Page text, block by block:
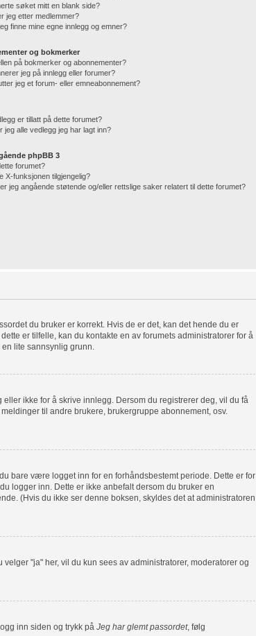
søket mitt en blank side?
jeg etter medlemmer?
finne mine egne innlegg og emner?
og bokmerker
på bokmerker og abonnementer?
jeg på innlegg eller forumer?
jeg et forum- eller emneabonnement?
er tillatt på dette forumet?
jeg alle vedlegg jeg har lagt inn?
phpBB 3
forumet?
X-funksjonen tilgjengelig?
jeg angående støtende og/eller rettslige saker relatert til dette forumet?
du bruker er korrekt. Hvis de er det, kan det hende du er
er tilfelle, kan du kontakte en av forumets administratorer for å
lite sannsynlig grunn.
ikke for å skrive innlegg. Dersom du registrerer deg, vil du få
til andre brukere, brukergruppe abonnement, osv.
bare være logget inn for en forhåndsbestemt periode. Dette er for
logger inn. Dette er ikke anbefalt dersom du bruker en
(Hvis du ikke ser denne boksen, skyldes det at administratoren
velger "ja" her, vil du kun sees av administratorer, moderatorer og
inn siden og trykk på Jeg har glemt passordet, følg